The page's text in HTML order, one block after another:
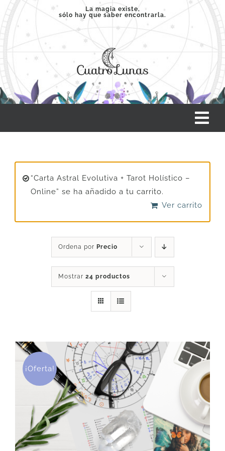
Saltar
contenido
La magia existe,
sólo hay que saber encontrarla.
SERVICIOS
PRODUCTOS
ACERCA
CONTACTO
Carrito
“Carta Astral Evolutiva + Tarot Holístico –
Online” se ha añadido a tu carrito.
Ver carrito
Ordena por Precio
Mostrar 24 productos
¡Oferta!